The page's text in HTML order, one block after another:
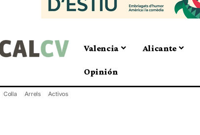
Valencia Alicante
Opinión
Colla Arrels Activos